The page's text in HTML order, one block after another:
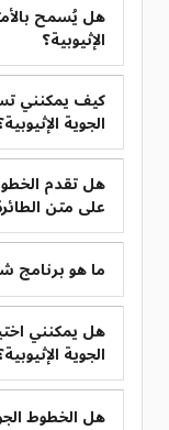
هل يُسمح
الإثيوبية؟
كيف يمكنني
الجوية
هل تقدم
على متن
ما هو برنامج
هل يمكنني
الجوية
هل الخطوط